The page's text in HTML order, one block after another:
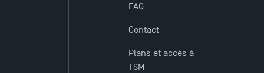
FAQ
Contact
Plans et accès à
TSM